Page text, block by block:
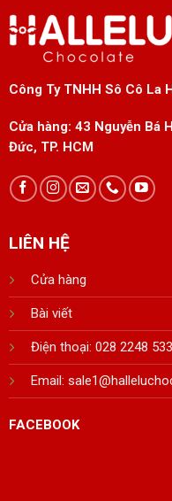
Công Ty TNHH Sô Cô La
Cửa hàng: 43 Nguyễn Bá
Đức, TP. HCM
LIÊN HỆ
Cửa hàng
Bài viết
Điện thoại: 028 2248
Email:
FACEBOOK